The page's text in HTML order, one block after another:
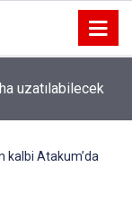
uzatılabilecek
kalbi Atakum’da